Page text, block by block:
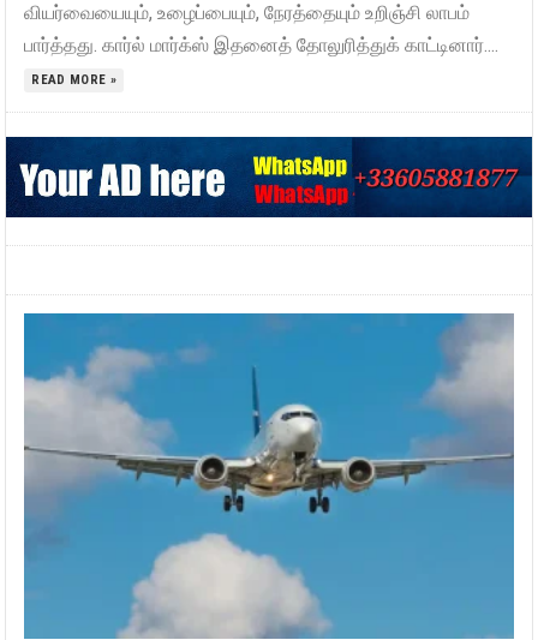
வியர்வையையும், உழைப்பையும், நேரத்தையும் உறிஞ்சி லாபம்
பார்த்தது. கார்ல் மார்க்ஸ் இதனைத் தோலுரித்துக் காட்டினார்....
READ MORE »